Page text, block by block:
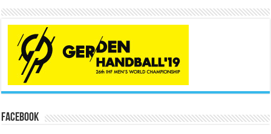
Facebook